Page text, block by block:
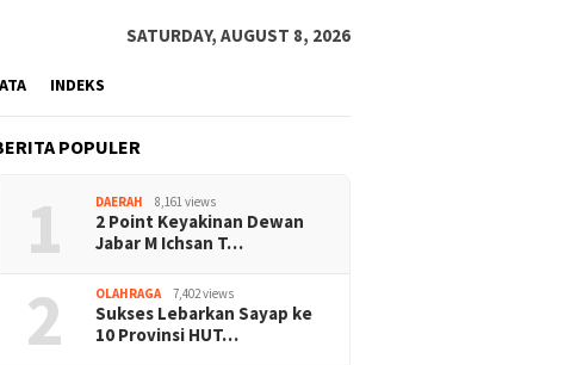
SATURDAY, AUGUST 8, 2026
INDEKS
POPULER
1 DAERAH 8,161 views
2 Point Keyakinan Dewan
Jabar M Ichsan T…
2 OLAHRAGA 7,402 views
Sukses Lebarkan Sayap ke
10 Provinsi HUT…